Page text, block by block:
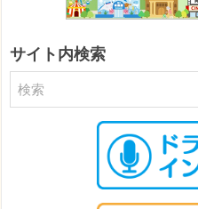
サイト内検索